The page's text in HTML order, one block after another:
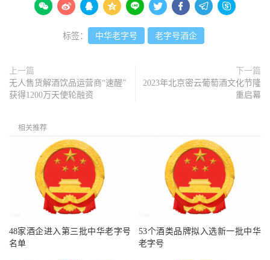
        
标签： 中华老字号 老字号酒企
上一篇
无人售货解酒饮品运营商“速醒”
获得1200万天使轮融资
下一篇
2023年北京密云葡萄酒文化节隆
重启幕
相关推荐
48家酒企进入第三批中华老字号
名单
53个酒类品牌拟入选新一批中华
老字号